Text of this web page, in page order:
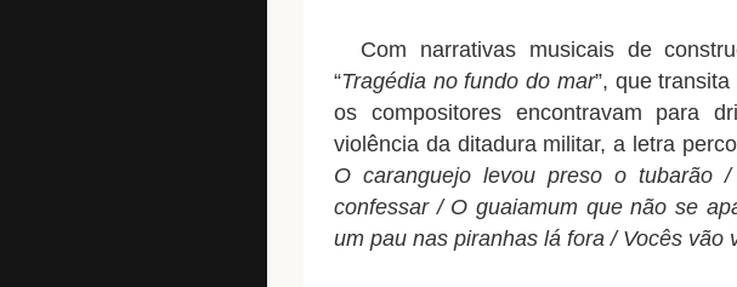
Com narrativas musicais de
“Tragédia no fundo do mar”, que
os compositores encontravam para
violência da ditadura militar, a letra
O caranguejo levou preso o tubarão
confessar / O guaiamum que não se
um pau nas piranhas lá fora / Vocês vão